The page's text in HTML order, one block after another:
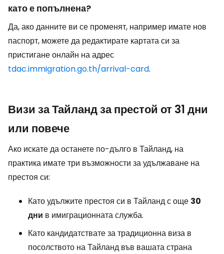
като е попълнена?
Да, ако данните ви се променят, например имате нов
паспорт, можете да редактирате картата си за
пристигане онлайн на адрес
tdac.immigration.go.th/arrival-card.
Визи за Тайланд за престой от 31 дни
или повече
Ако искате да останете по-дълго в Тайланд, на
практика имате три възможности за удължаване на
престоя си:
Като удължите престоя си в Тайланд с още 30
дни в имиграционната служба.
Като кандидатствате за традиционна виза в
посолството на Тайланд във вашата страна